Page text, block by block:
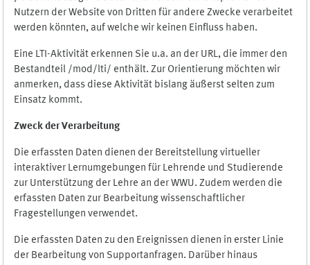
Nutzern der Website von Dritten für andere Zwecke verarbeitet
werden könnten, auf welche wir keinen Einfluss haben.
Eine LTI-Aktivität erkennen Sie u.a. an der URL, die immer den
Bestandteil /mod/lti/ enthält. Zur Orientierung möchten wir
anmerken, dass diese Aktivität bislang äußerst selten zum
Einsatz kommt.
Zweck der Verarbeitung
Die erfassten Daten dienen der Bereitstellung virtueller
interaktiver Lernumgebungen für Lehrende und Studierende
zur Unterstützung der Lehre an der WWU. Zudem werden die
erfassten Daten zur Bearbeitung wissenschaftlicher
Fragestellungen verwendet.
Die erfassten Daten zu den Ereignissen dienen in erster Linie
der Bearbeitung von Supportanfragen. Darüber hinaus